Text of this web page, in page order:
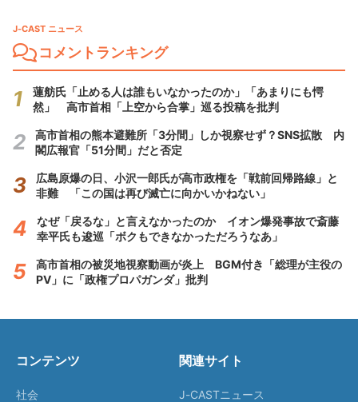
J-CAST ニュース
コメントランキング
蓮舫氏「止める人は誰もいなかったのか」「あまりにも愕
然」 高市首相「上空から合掌」巡る投稿を批判
高市首相の熊本避難所「3分間」しか視察せず？SNS拡散 内
閣広報官「51分間」だと否定
広島原爆の日、小沢一郎氏が高市政権を「戦前回帰路線」と
非難 「この国は再び滅亡に向かいかねない」
なぜ「戻るな」と言えなかったのか イオン爆発事故で斎藤
幸平氏も逡巡「ボクもできなかっただろうなあ」
高市首相の被災地視察動画が炎上 BGM付き「総理が主役の
PV」に「政権プロパガンダ」批判
コンテンツ
社会
関連サイト
J-CASTニュース